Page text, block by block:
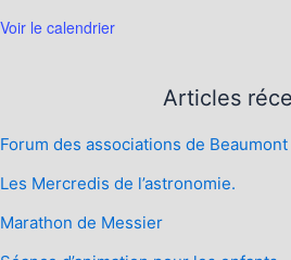
Voir le calendrier
Articles
Forum des associations de
Les Mercredis de l’astronomie.
Marathon de Messier